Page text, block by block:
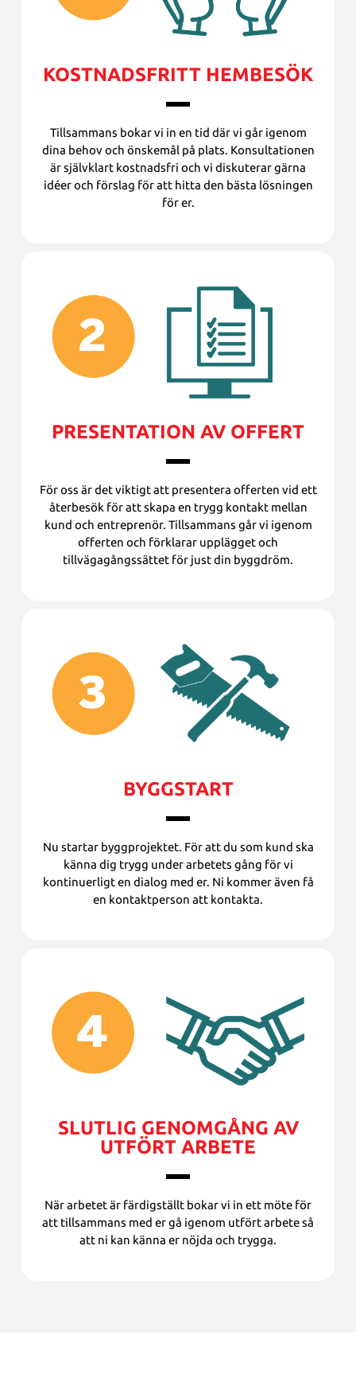
KOSTNADSFRITT HEMBESÖK
Tillsammans bokar vi in en tid där vi går igenom
dina behov och önskemål på plats. Konsultationen
är självklart kostnadsfri och vi diskuterar gärna
idéer och förslag för att hitta den bästa lösningen
för er.
PRESENTATION AV OFFERT
För oss är det viktigt att presentera offerten vid ett
återbesök för att skapa en trygg kontakt mellan
kund och entreprenör. Tillsammans går vi igenom
offerten och förklarar upplägget och
tillvägagångssättet för just din byggdröm.
BYGGSTART
Nu startar byggprojektet. För att du som kund ska
känna dig trygg under arbetets gång för vi
kontinuerligt en dialog med er. Ni kommer även få
en kontaktperson att kontakta.
SLUTLIG GENOMGÅNG AV
UTFÖRT ARBETE
När arbetet är färdigställt bokar vi in ett möte för
att tillsammans med er gå igenom utfört arbete så
att ni kan känna er nöjda och trygga.